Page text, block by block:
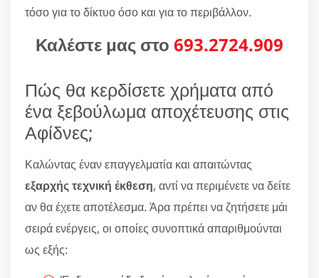
τόσο για το δίκτυο όσο και για το περιβάλλον.
Καλέστε μας στο 693.2724.909
Πώς θα κερδίσετε χρήματα από
ένα ξεβούλωμα αποχέτευσης στις
Αφίδνες;
Καλώντας έναν επαγγελματία και απαιτώντας
εξαρχής τεχνική έκθεση, αντί να περιμένετε να δείτε
αν θα έχετε αποτέλεσμα. Άρα πρέπει να ζητήσετε μάι
σειρά ενέργεις, οι οποίες συνοπτικά απαριθμούνται
ως εξής: